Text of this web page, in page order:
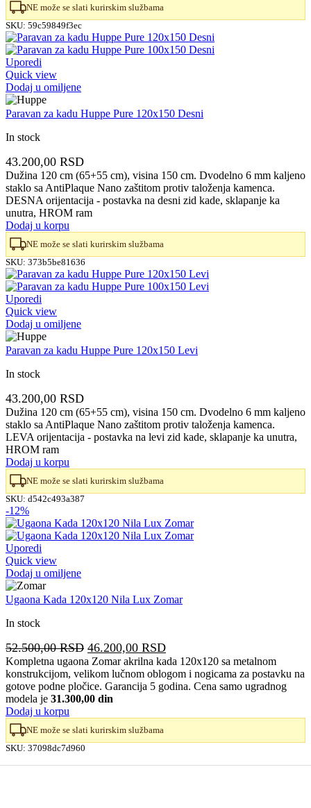
NE može se slati kurirskim službama
SKU: 59c59849f3ec
Uporedi
Quick view
Dodaj u omiljene
Paravan za kadu Huppe Pure 120x150 Desni
In stock
43.200,00 RSD
Dužina 120 cm (65+55 cm), visina 150 cm. Dvodelno 6 mm kaljeno
staklo sa AntiPlaque Nano zaštitom protiv taloženja kamenca.
DESNA orijentacija - postavka na desni zid kade, sklapanje ka
unutra, HROM ram
Dodaj u korpu
NE može se slati kurirskim službama
SKU: 373b5be81636
Uporedi
Quick view
Dodaj u omiljene
Paravan za kadu Huppe Pure 120x150 Levi
In stock
43.200,00 RSD
Dužina 120 cm (65+55 cm), visina 150 cm. Dvodelno 6 mm kaljeno
staklo sa AntiPlaque Nano zaštitom protiv taloženja kamenca.
LEVA orijentacija - postavka na levi zid kade, sklapanje ka unutra,
HROM ram
Dodaj u korpu
NE može se slati kurirskim službama
SKU: d542c493a387
-12%
Uporedi
Quick view
Dodaj u omiljene
Ugaona Kada 120x120 Nila Lux Zomar
In stock
52.500,00RSD Originalna
cena
je
bila:
52.500,00 RSD.
46.200,00 RSDTrenutna
cena
je:
46.200,00 RSD.
Kompletna ugaona Zomar akrilna kada 120x120 sa metalnom
konstrukcijom, velikom lučnom oblogom i nogicama za postavku na
gotove podne pločice. Garancija 5 godina. Cena samo ugradnog
modela je 31.300,00 din
Dodaj u korpu
NE može se slati kurirskim službama
SKU: 37098dc7d960